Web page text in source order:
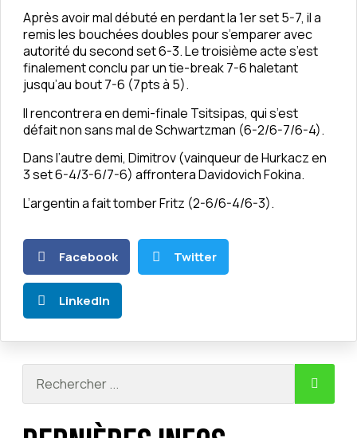
Après avoir mal débuté en perdant la 1er set 5-7, il a
remis les bouchées doubles pour s’emparer avec
autorité du second set 6-3. Le troisième acte s’est
finalement conclu par un tie-break 7-6 haletant
jusqu’au bout 7-6 (7pts à 5).
Il rencontrera en demi-finale Tsitsipas, qui s’est
défait non sans mal de Schwartzman (6-2/6-7/6-4).
Dans l’autre demi, Dimitrov (vainqueur de Hurkacz en
3 set 6-4/3-6/7-6) affrontera Davidovich Fokina.
L’argentin a fait tomber Fritz (2-6/6-4/6-3).
Facebook Twitter
LinkedIn